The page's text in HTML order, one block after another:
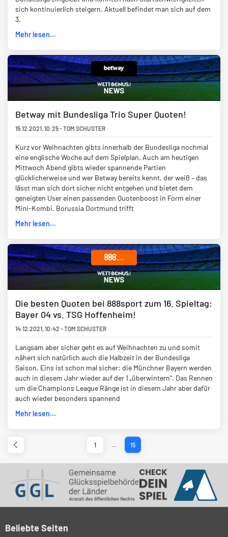
sich kontinuierlich steigern. Aktuell befindet man sich auf dem
3.
Mehr lesen...
Betway mit Bundesliga Trio Super Quoten!
15.12.2021,10:25-TOM SCHUSTER
Kurz vor Weihnachten gibts innerhalb der Bundesliga nochmal
eine englische Woche auf dem Spielplan. Auch am heutigen
Mittwoch Abend gibts wieder spannende Partien
glücklicherweise und wer Betway bereits kennt, der weiß – das
lässt man sich dort sicher nicht entgehen und bietet dem
geneigten User einen passenden Quotenboost in Form einer
Mini-Kombi. Borussia Dortmund trifft
Mehr lesen...
Die besten Quoten bei 888sport zum 16. Spieltag:
Bayer 04 vs. TSG Hoffenheim!
14.12.2021,10:42 -TOM SCHUSTER
Langsam aber sicher geht es auf Weihnachten zu und somit
nähert sich natürlich auch die Halbzeit in der Bundesliga
Saison. Eins ist schon mal sicher: die Münchner Bayern werden
auch in diesem Jahr wieder auf der 1 „überwintern“. Das Rennen
um die Champions League Ränge ist in diesem Jahr aber dafür
auch wieder besonders spannend
Mehr lesen...
1 … 15
Beliebte Seiten